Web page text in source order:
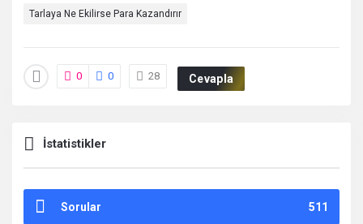
Sorular
Tarlaya Ne Ekilirse Para Kazandırır
0 0 28 Cevapla
İstatistikler
Sorular 511